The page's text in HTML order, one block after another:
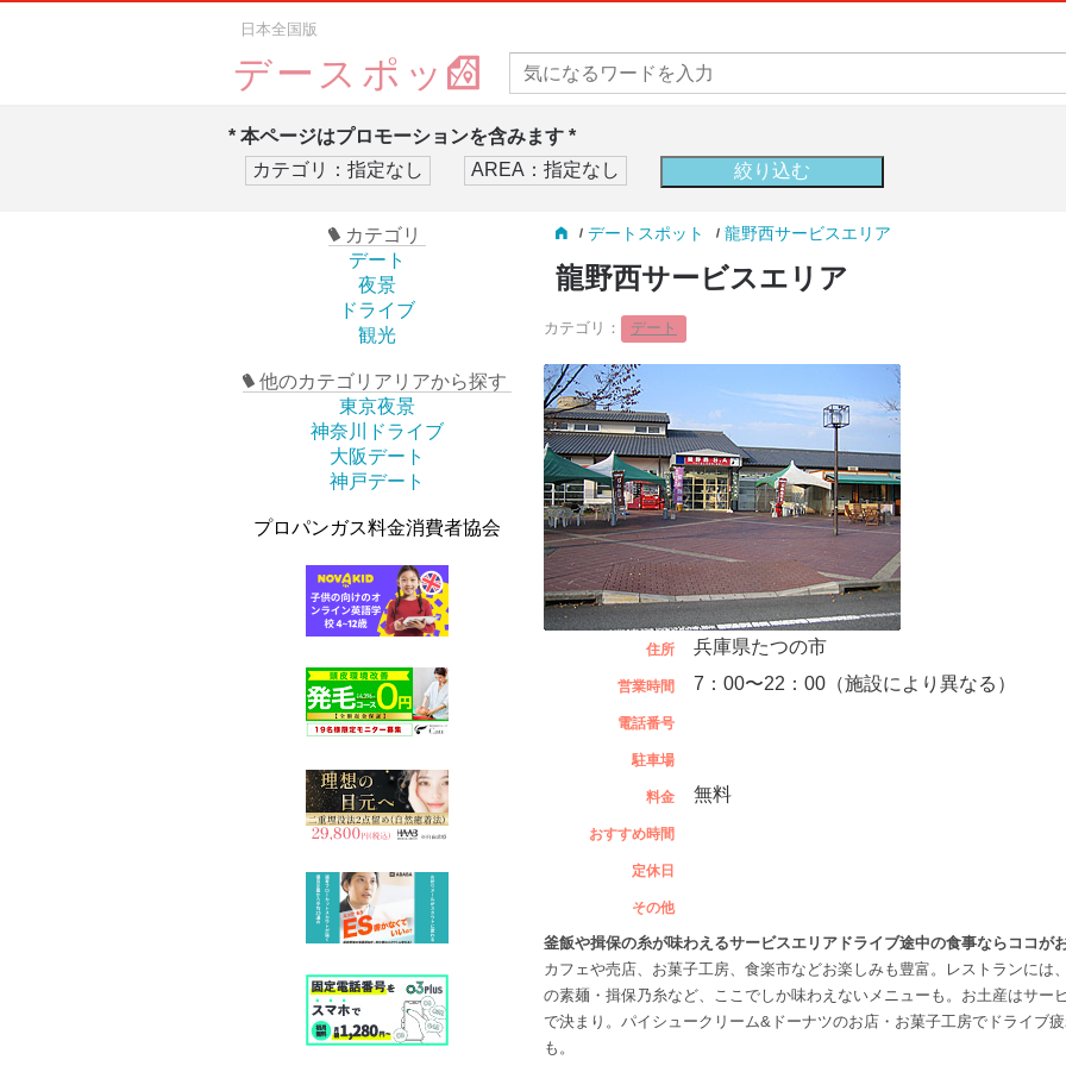
日本全国版
デースポッ
* 本ページはプロモーションを含みます *
カテゴリ
デート
夜景
ドライブ
観光
他のカテゴリアリアから探す
東京夜景
神奈川ドライブ
大阪デート
神戸デート
プロパンガス料金消費者協会
デートスポット 龍野西サービスエリア
龍野西サービスエリア
カテゴリ： デート
住所 兵庫県たつの市
営業時間 7：00〜22：00（施設により異なる）
電話番号
駐車場
料金 無料
おすすめ時間
定休日
その他
釜飯や揖保の糸が味わえるサービスエリアドライブ途中の食事ならココが
カフェや売店、お菓子工房、食楽市などお楽しみも豊富。レストランには
の素麺・揖保乃糸など、ここでしか味わえないメニューも。お土産はサー
で決まり。パイシュークリーム&ドーナツのお店・お菓子工房でドライブ
も。